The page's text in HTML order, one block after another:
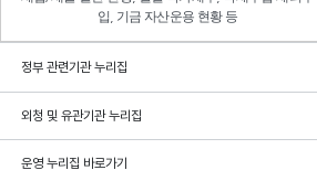
입, 기금 자산운용 현황 등
정부 관련기관 누리집
외청 및 유관기관 누리집
운영 누리집 바로가기